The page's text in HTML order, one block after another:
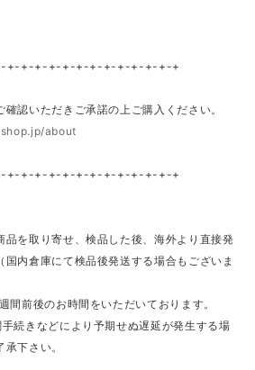
+-+-+-+-+-+-+-+-+-+-+-+-+
認いただきご承諾の上ご購入ください。
about
+-+-+-+-+-+-+-+-+-+-+-+-+
品を取り寄せ、検品した後、海外より直接発
内倉庫にて検品後発送する場合もございま
間前後のお時間をいただいております。
続きなどにより予期せぬ遅延が発生する場
下さい。